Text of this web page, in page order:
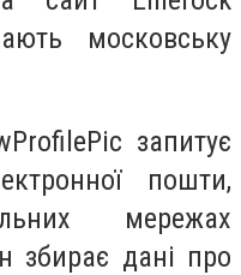
московську
запитує
пошти,
мережах
збирає дані про